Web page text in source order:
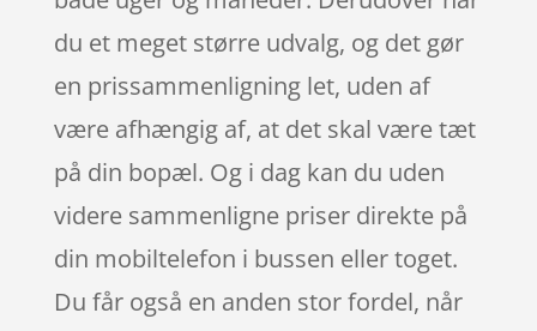
du et meget større udvalg, og det gør
en prissammenligning let, uden af
være afhængig af, at det skal være tæt
på din bopæl. Og i dag kan du uden
videre sammenligne priser direkte på
din mobiltelefon i bussen eller toget.
Du får også en anden stor fordel, når